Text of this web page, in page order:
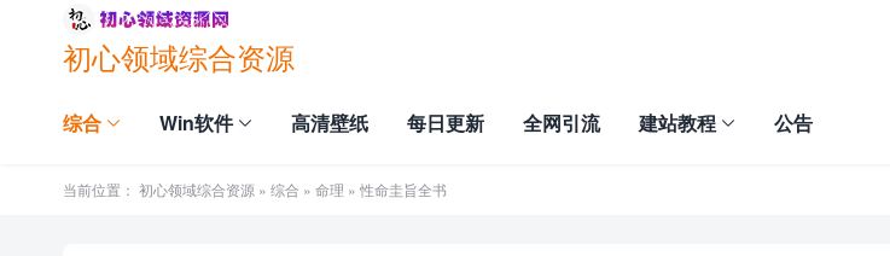
初心领域综合资源
综合 Win软件 高清壁纸 每日更新 全网引流 建站教程 公告
当前位置： 初心领域综合资源 » 综合 » 命理 » 性命圭旨全书